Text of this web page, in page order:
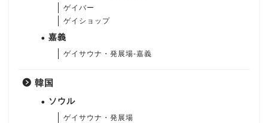
ゲイバー
ゲイショップ
嘉義
ゲイサウナ・発展場-嘉義
韓国
ソウル
ゲイサウナ・発展場